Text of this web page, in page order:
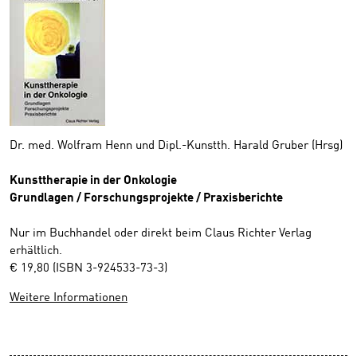
Dr. med. Wolfram Henn und Dipl.-Kunstth. Harald Gruber (Hrsg)
Kunsttherapie in der Onkologie
Grundlagen / Forschungsprojekte / Praxisberichte
Nur im Buchhandel oder direkt beim Claus Richter Verlag
erhältlich.
€ 19,80 (ISBN 3-924533-73-3)
Weitere Informationen